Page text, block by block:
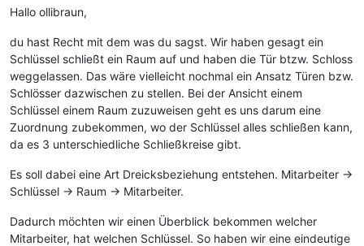
Hallo ollibraun,
du hast Recht mit dem was du sagst. Wir haben gesagt ein
Schlüssel schließt ein Raum auf und haben die Tür btzw. Schloss
weggelassen. Das wäre vielleicht nochmal ein Ansatz Türen bzw.
Schlösser dazwischen zu stellen. Bei der Ansicht einem
Schlüssel einem Raum zuzuweisen geht es uns darum eine
Zuordnung zubekommen, wo der Schlüssel alles schließen kann,
da es 3 unterschiedliche Schließkreise gibt.
Es soll dabei eine Art Dreicksbeziehung entstehen. Mitarbeiter ->
Schlüssel -> Raum -> Mitarbeiter.
Dadurch möchten wir einen Überblick bekommen welcher
Mitarbeiter, hat welchen Schlüssel. So haben wir eine eindeutige